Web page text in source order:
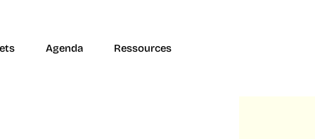
Agenda Ressources